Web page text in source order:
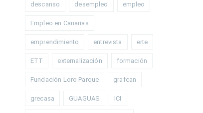
descanso desempleo empleo
Empleo en Canarias
emprendimiento entrevista erte
ETT externalización formación
Fundación Loro Parque grafcan
grecasa GUAGUAS ICI